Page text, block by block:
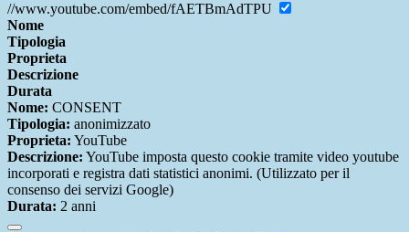
//www.youtube.com/embed/fAETBmAdTPU
Nome
Tipologia
Proprieta
Descrizione
Durata
Nome: CONSENT
Tipologia: anonimizzato
Proprieta: YouTube
Descrizione: YouTube imposta questo cookie tramite video youtube
incorporati e registra dati statistici anonimi. (Utilizzato per il
consenso dei servizi Google)
Durata: 2 anni